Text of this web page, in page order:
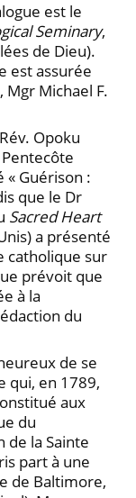
est le
Seminary,
de Dieu).
est assurée
Mgr Michael F.
Opoku
Pentecôte
Guérison :
que le Dr
Sacred Heart
a présenté
catholique sur
prévoit que
à la
du
de se
qui, en 1789,
aux
du
de la Sainte
part à une
de Baltimore,